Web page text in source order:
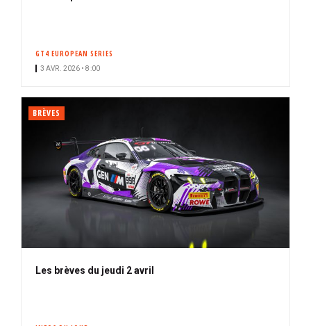
GT4 EUROPEAN SERIES
3 AVR. 2026 • 8:00
BRÈVES
Les brèves du jeudi 2 avril